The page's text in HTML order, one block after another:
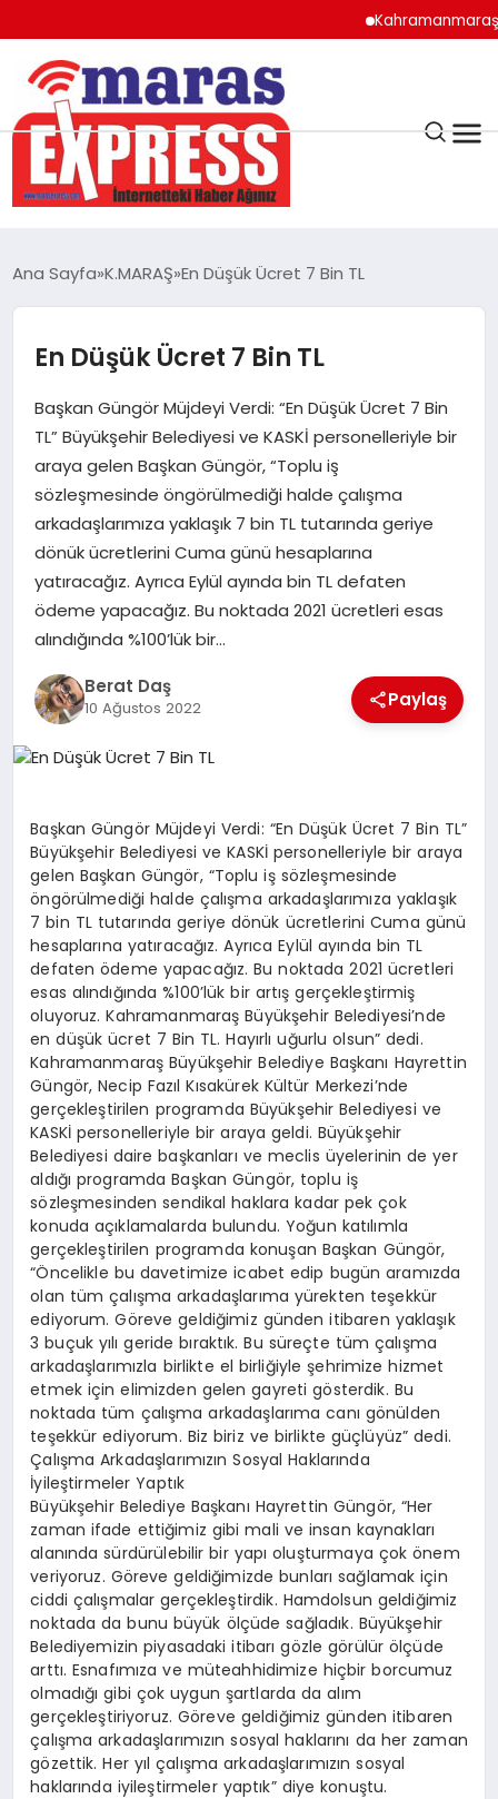
Kahramanmaraş’ta
K.MARAŞ
AFŞİN
ÇAĞLAYANCERİT
BİZE ULAŞIN
GÖKSUN
TÜRKOĞLU
PAZARCIK
KÜNYE
NURHAK
Ana Sayfa K.MARAŞ En Düşük Ücret 7 Bin TL
En Düşük Ücret 7 Bin TL
Başkan Güngör Müjdeyi Verdi: “En Düşük Ücret 7 Bin
TL” Büyükşehir Belediyesi ve KASKİ personelleriyle bir
araya gelen Başkan Güngör, “Toplu iş
sözleşmesinde öngörülmediği halde çalışma
arkadaşlarımıza yaklaşık 7 bin TL tutarında geriye
dönük ücretlerini Cuma günü hesaplarına
yatıracağız. Ayrıca Eylül ayında bin TL defaten
ödeme yapacağız. Bu noktada 2021 ücretleri esas
alındığında %100’lük bir…
Berat Daş
10 Ağustos 2022 Paylaş
Başkan Güngör Müjdeyi Verdi: “En Düşük Ücret 7 Bin TL”
Büyükşehir Belediyesi ve KASKİ personelleriyle bir araya
gelen Başkan Güngör, “Toplu iş sözleşmesinde
öngörülmediği halde çalışma arkadaşlarımıza yaklaşık
7 bin TL tutarında geriye dönük ücretlerini Cuma günü
hesaplarına yatıracağız. Ayrıca Eylül ayında bin TL
defaten ödeme yapacağız. Bu noktada 2021 ücretleri
esas alındığında %100’lük bir artış gerçekleştirmiş
oluyoruz. Kahramanmaraş Büyükşehir Belediyesi’nde
en düşük ücret 7 Bin TL. Hayırlı uğurlu olsun” dedi.
Kahramanmaraş Büyükşehir Belediye Başkanı Hayrettin
Güngör, Necip Fazıl Kısakürek Kültür Merkezi’nde
gerçekleştirilen programda Büyükşehir Belediyesi ve
KASKİ personelleriyle bir araya geldi. Büyükşehir
Belediyesi daire başkanları ve meclis üyelerinin de yer
aldığı programda Başkan Güngör, toplu iş
sözleşmesinden sendikal haklara kadar pek çok
konuda açıklamalarda bulundu. Yoğun katılımla
gerçekleştirilen programda konuşan Başkan Güngör,
“Öncelikle bu davetimize icabet edip bugün aramızda
olan tüm çalışma arkadaşlarıma yürekten teşekkür
ediyorum. Göreve geldiğimiz günden itibaren yaklaşık
3 buçuk yılı geride bıraktık. Bu süreçte tüm çalışma
arkadaşlarımızla birlikte el birliğiyle şehrimize hizmet
etmek için elimizden gelen gayreti gösterdik. Bu
noktada tüm çalışma arkadaşlarıma canı gönülden
teşekkür ediyorum. Biz biriz ve birlikte güçlüyüz” dedi.
Çalışma Arkadaşlarımızın Sosyal Haklarında
İyileştirmeler Yaptık
Büyükşehir Belediye Başkanı Hayrettin Güngör, “Her
zaman ifade ettiğimiz gibi mali ve insan kaynakları
alanında sürdürülebilir bir yapı oluşturmaya çok önem
veriyoruz. Göreve geldiğimizde bunları sağlamak için
ciddi çalışmalar gerçekleştirdik. Hamdolsun geldiğimiz
noktada da bunu büyük ölçüde sağladık. Büyükşehir
Belediyemizin piyasadaki itibarı gözle görülür ölçüde
arttı. Esnafımıza ve müteahhidimize hiçbir borcumuz
olmadığı gibi çok uygun şartlarda da alım
gerçekleştiriyoruz. Göreve geldiğimiz günden itibaren
çalışma arkadaşlarımızın sosyal haklarını da her zaman
gözettik. Her yıl çalışma arkadaşlarımızın sosyal
haklarında iyileştirmeler yaptık” diye konuştu.